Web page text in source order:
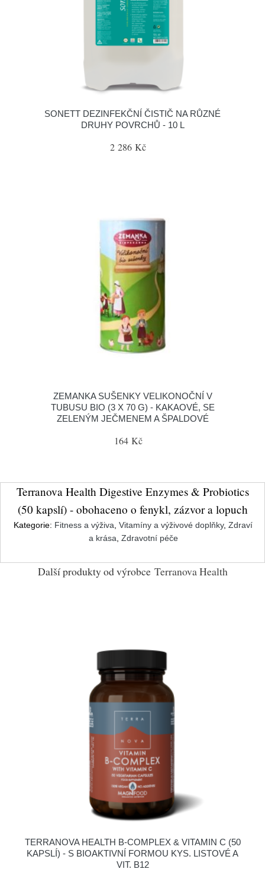
SONETT DEZINFEKČNÍ ČISTIČ NA RŮZNÉ
DRUHY POVRCHŮ - 10 L
2 286 Kč
ZEMANKA SUŠENKY VELIKONOČNÍ V
TUBUSU BIO (3 X 70 G) - KAKAOVÉ, SE
ZELENÝM JEČMENEM A ŠPALDOVÉ
164 Kč
Terranova Health Digestive Enzymes & Probiotics
(50 kapslí) - obohaceno o fenykl, zázvor a lopuch
Kategorie: Fitness a výživa Vitamíny a výživové doplňky, Zdraví
a krása Zdravotní péče
Další produkty od výrobce Terranova Health
TERRANOVA HEALTH B-COMPLEX & VITAMIN C (50
KAPSLÍ) - S BIOAKTIVNÍ FORMOU KYS. LISTOVÉ A
VIT. B12